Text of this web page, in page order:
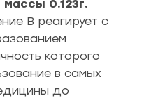
0.123г.
B реагирует с
которого
в самых
до